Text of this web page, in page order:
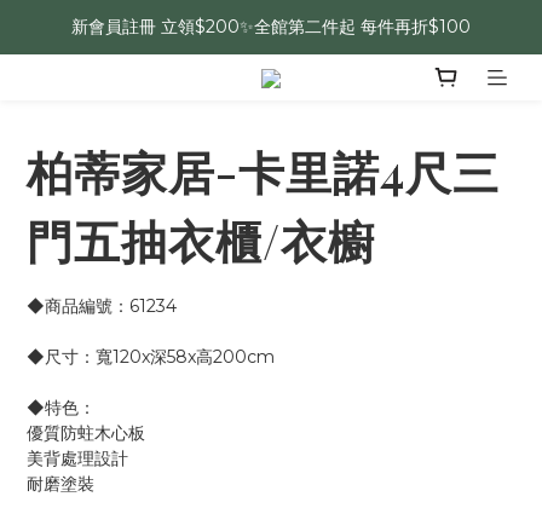
新會員註冊 立領$200✨全館第二件起 每件再折$100
柏蒂家居-卡里諾4尺三
門五抽衣櫃/衣櫥
◆商品編號：61234
◆尺寸：寬120x深58x高200cm
◆特色：
優質防蛀木心板
美背處理設計
耐磨塗裝